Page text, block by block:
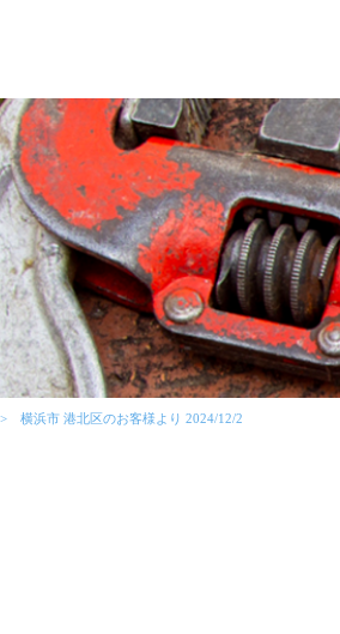
横浜市 港北区のお客様より 2024/12/2